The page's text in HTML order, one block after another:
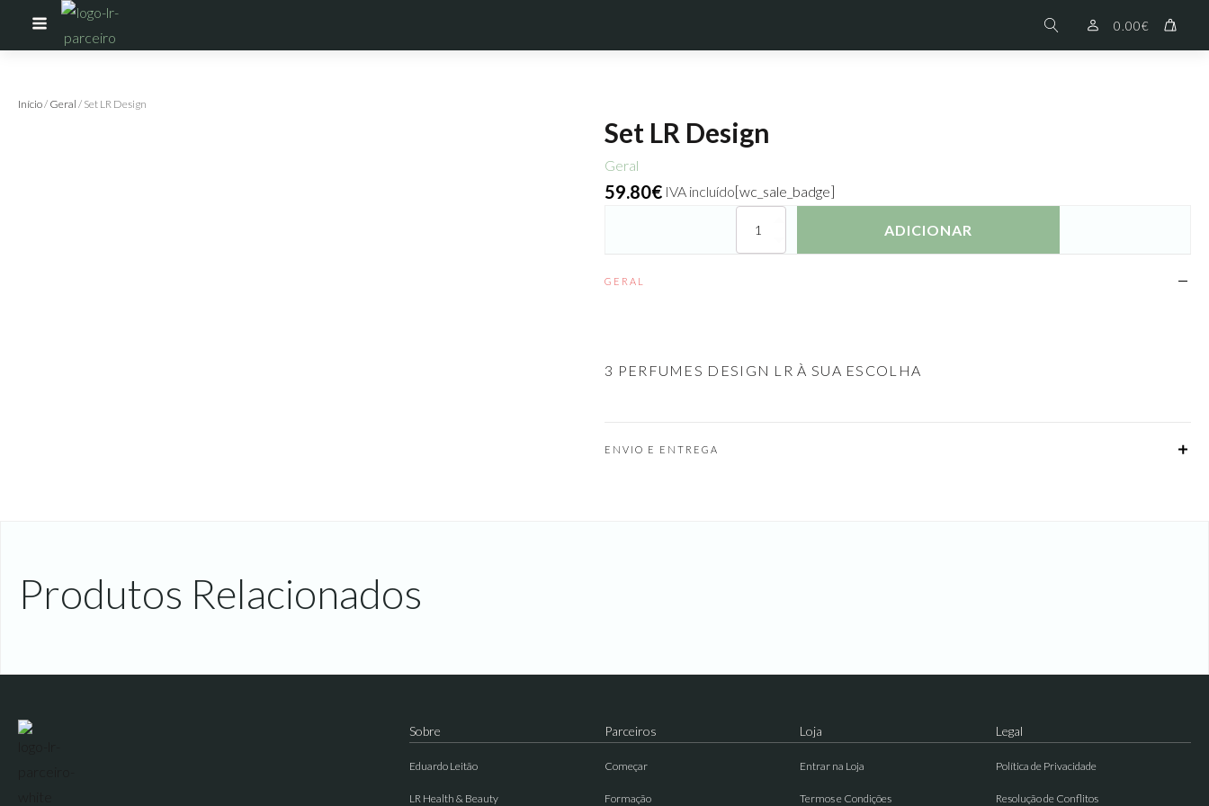
0.00€
Início/ Geral / Set LR Design
Set LR Design
Geral
59.80€ IVA incluído[wc_sale_badge]
Quantidade
ADICIONAR
GERAL
3 PERFUMES DESIGN LR À SUA ESCOLHA
ENVIO E ENTREGA
Produtos Relacionados
Sobre
Eduardo Leitão
LR Health & Beauty
Parceiros
Começar
Formação
Loja
Entrar na Loja
Termos e Condições
Legal
Política de Privacidade
Resolução de Conflitos